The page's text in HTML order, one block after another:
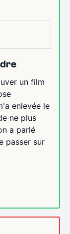
un film
enlevée le
ne plus
a parlé
passer sur